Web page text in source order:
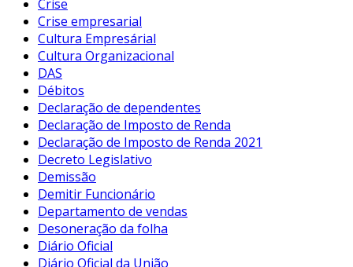
Crise
Crise empresarial
Cultura Empresárial
Cultura Organizacional
DAS
Débitos
Declaração de dependentes
Declaração de Imposto de Renda
Declaração de Imposto de Renda 2021
Decreto Legislativo
Demissão
Demitir Funcionário
Departamento de vendas
Desoneração da folha
Diário Oficial
Diário Oficial da União